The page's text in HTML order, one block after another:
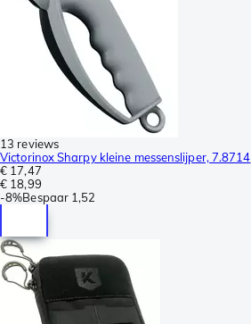
13 reviews
Victorinox Sharpy kleine messenslijper, 7.8714
€ 17,47
€ 18,99
-8%Bespaar 1,52